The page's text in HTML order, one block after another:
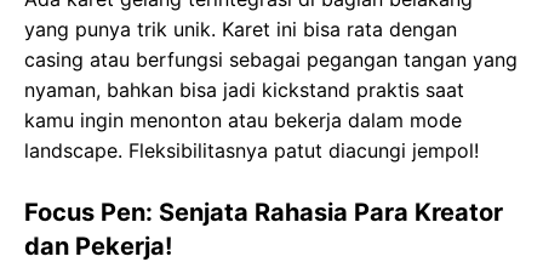
yang punya trik unik. Karet ini bisa rata dengan
casing atau berfungsi sebagai pegangan tangan yang
nyaman, bahkan bisa jadi kickstand praktis saat
kamu ingin menonton atau bekerja dalam mode
landscape. Fleksibilitasnya patut diacungi jempol!
Focus Pen: Senjata Rahasia Para Kreator
dan Pekerja!